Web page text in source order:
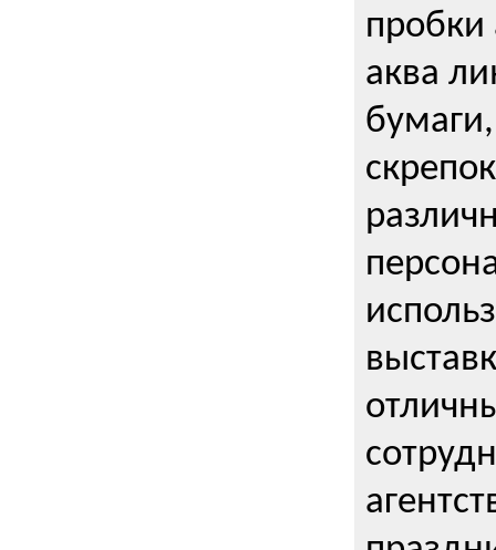
пробки
аква